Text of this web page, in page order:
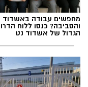
מחפשים עבודה באשדוד
והסביבה? כנסו ללוח
הגדול של אשדוד נט